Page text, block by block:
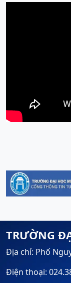
TRƯỜNG
Địa chỉ: Phố
Điện thoại: